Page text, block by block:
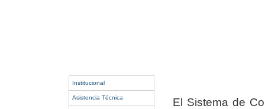
Institucional
Asistencia Técnica
El Sistema de